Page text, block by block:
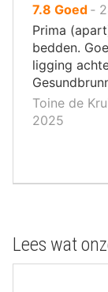
7.8 uit
10
,
Goed ‐
Prima
bedden.
ligging
Toine de
2025
Lees wat